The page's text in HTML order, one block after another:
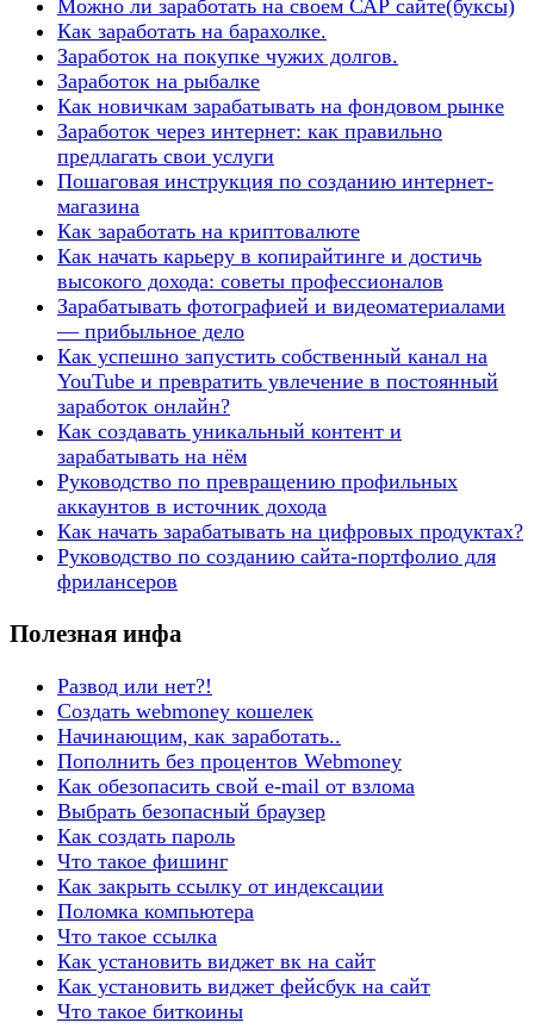
Можно ли заработать на своем САР сайте(буксы)
Как заработать на барахолке.
Заработок на покупке чужих долгов.
Заработок на рыбалке
Как новичкам зарабатывать на фондовом рынке
Заработок через интернет: как правильно
предлагать свои услуги
Пошаговая инструкция по созданию интернет-
магазина
Как заработать на криптовалюте
Как начать карьеру в копирайтинге и достичь
высокого дохода: советы профессионалов
Зарабатывать фотографией и видеоматериалами
— прибыльное дело
Как успешно запустить собственный канал на
YouTube и превратить увлечение в постоянный
заработок онлайн?
Как создавать уникальный контент и
зарабатывать на нём
Руководство по превращению профильных
аккаунтов в источник дохода
Как начать зарабатывать на цифровых продуктах?
Руководство по созданию сайта-портфолио для
фрилансеров
Полезная инфа
Развод или нет?!
Создать webmoney кошелек
Начинающим, как заработать..
Пополнить без процентов Webmoney
Как обезопасить свой e-mail от взлома
Выбрать безопасный браузер
Как создать пароль
Что такое фишинг
Как закрыть ссылку от индексации
Поломка компьютера
Что такое ссылка
Как установить виджет вк на сайт
Как установить виджет фейсбук на сайт
Что такое биткоины